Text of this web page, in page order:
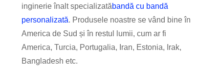
inginerie înalt specializatăbandă cu bandă
personalizată. Produsele noastre se vând bine în
America de Sud și în restul lumii, cum ar fi
America, Turcia, Portugalia, Iran, Estonia, Irak,
Bangladesh etc.